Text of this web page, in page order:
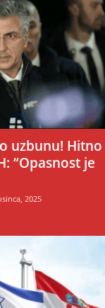
uzbunu! Hitno
“Opasnost je
2025